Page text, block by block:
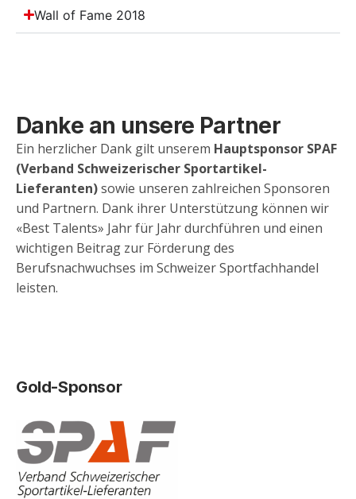
Wall of Fame 2018
Danke an unsere Partner
Ein herzlicher Dank gilt unserem Hauptsponsor SPAF
(Verband Schweizerischer Sportartikel-
Lieferanten)sowie unseren zahlreichen Sponsoren
und Partnern. Dank ihrer Unterstützung können wir
«Best Talents» Jahr für Jahr durchführen und einen
wichtigen Beitrag zur Förderung des
Berufsnachwuchses im Schweizer Sportfachhandel
leisten.
Gold-Sponsor